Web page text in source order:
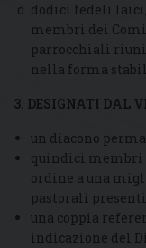
dodici fedeli
membri dei
parrocchiali
nella forma
3. DESIGNATI DAL
un diacono
quindici membri
ordine a una
pastorali
una coppia
indicazione del